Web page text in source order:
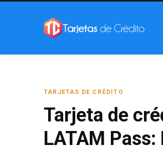
TARJETAS DE CRÉDITO
Tarjeta de
LATAM